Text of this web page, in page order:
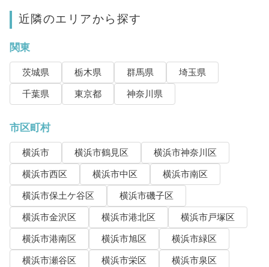
近隣のエリアから探す
関東
茨城県 栃木県 群馬県
埼玉県
千葉県
東京都 神奈川県
市区町村
横浜市 横浜市鶴見区
横浜市神奈川区
横浜市西区
横浜市中区
横浜市南区
横浜市保土ケ谷区
横浜市磯子区
横浜市金沢区
横浜市港北区
横浜市戸塚区
横浜市港南区
横浜市旭区
横浜市緑区
横浜市瀬谷区
横浜市栄区
横浜市泉区